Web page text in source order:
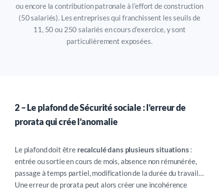
ou encore la contribution patronale à l’effort de construction
(50 salariés). Les entreprises qui franchissent les seuils de
11, 50 ou 250 salariés en cours d’exercice, y sont
particulièrement exposées.
2– Le plafond de Sécurité sociale : l’erreur de
prorata qui crée l’anomalie
Le plafond doit être recalculé dans plusieurs situations :
entrée ou sortie en cours de mois, absence non rémunérée,
passage à temps partiel, modification de la durée du travail…
Une erreur de prorata peut alors créer une incohérence